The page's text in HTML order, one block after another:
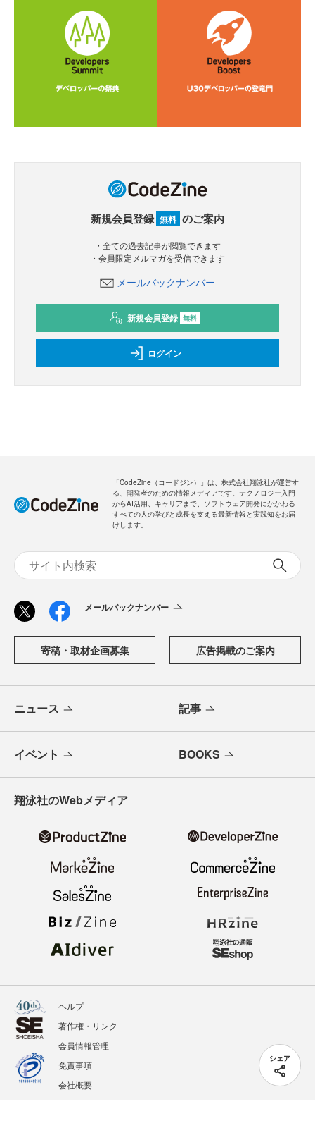
シェア
新規会員登録 無料 のご案内
・全ての過去記事が閲覧できます
・会員限定メルマガを受信できます
メールバックナンバー
新規会員登録 無料
ログイン
「CodeZine（コードジン）」は、株式会社翔泳社が運営す
る、開発者のための情報メディアです。テクノロジー入門
からAI活用、キャリアまで、ソフトウェア開発にかかわる
すべての人の学びと成長を支える最新情報と実践知をお届
けします。
メールバックナンバー
寄稿・取材企画募集 広告掲載のご案内
ニュース 記事
イベント BOOKS
翔泳社のWebメディア
ヘルプ
著作権・リンク
会員情報管理
免責事項
会社概要